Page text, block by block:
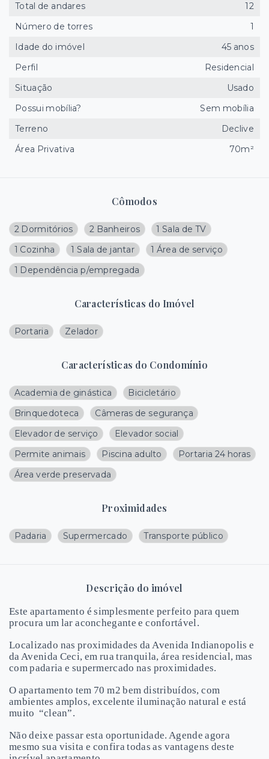
Cômodos
2 Dormitórios 2 Banheiros
1 Sala de TV
1 Cozinha
1 Sala de jantar
1 Área de serviço
1 Dependência p/empregada
Características do Imóvel
Portaria Zelador
Características do Condomínio
Academia de ginástica
Bicicletário
Brinquedoteca
Câmeras de segurança
Elevador de serviço
Elevador social
Permite animais
Piscina adulto
Portaria 24 horas
Área verde preservada
Proximidades
Padaria Supermercado Transporte público
Descrição do imóvel
Este apartamento é simplesmente perfeito para quem
procura um lar aconchegante e confortável.
Localizado nas proximidades da Avenida Indianopolis e
da Avenida Ceci, em rua tranquila, área residencial, mas
com padaria e supermercado nas proximidades.
O apartamento tem 70 m2 bem distribuídos, com
ambientes amplos, excelente iluminação natural e está
muito “clean”.
Não deixe passar esta oportunidade. Agende agora
mesmo sua visita e confira todas as vantagens deste
Total de andares
12
Número de torres
1
Idade do imóvel
45 anos
Perfil
Residencial
Situação
Usado
Possui mobília?
Sem mobília
Terreno
Declive
Área Privativa
70m²